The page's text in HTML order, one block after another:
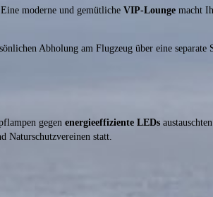
moderne und gemütliche VIP-Lounge macht
Abholung am Flugzeug über eine separate
gegen energieeffiziente LEDs
Naturschutzvereinen statt.